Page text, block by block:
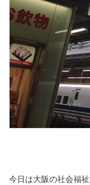
今日は大阪の社会福祉